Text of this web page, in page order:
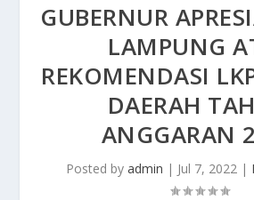
GUBERNUR
LAMPUNG
REKOMENDASI
DAERAH
ANGGARAN
Posted by admin | Jul 7, 2022 |